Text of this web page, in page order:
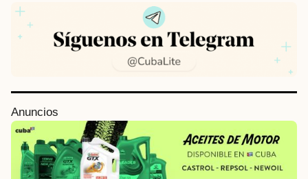
Anuncios
P
o